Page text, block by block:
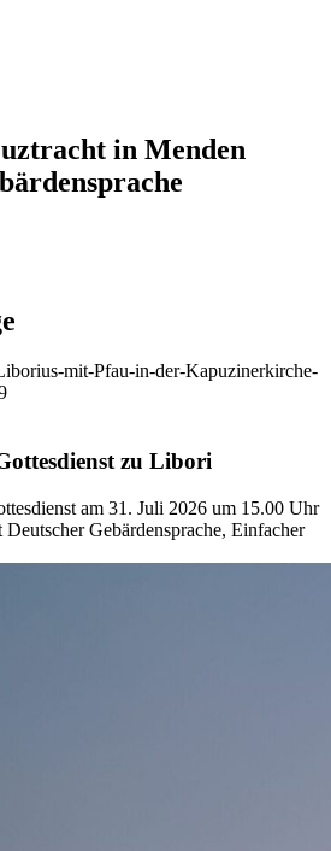
in Menden
zu Libori
am 31. Juli 2026 um 15.00 Uhr
Gebärdensprache, Einfacher